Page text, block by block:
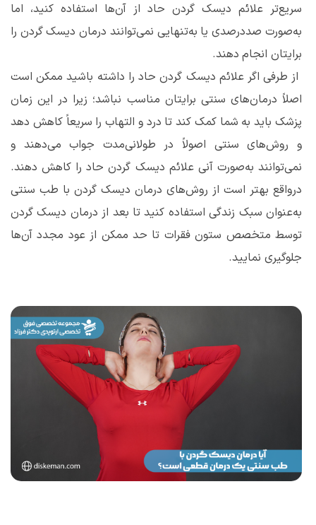
سریع‌تر علائم دیسک گردن حاد از آن‌ها استفاده کنید، اما
به‌صورت صددرصدی یا به‌تنهایی نمی‌توانند درمان دیسک گردن را
برایتان انجام دهند.
از طرفی اگر علائم دیسک گردن حاد را داشته باشید ممکن است
اصلاً درمان‌های سنتی برایتان مناسب نباشد؛ زیرا در این زمان
پزشک باید به شما کمک کند تا درد و التهاب را سریعاً کاهش دهد
و روش‌های سنتی اصولاً در طولانی‌مدت جواب می‌دهند و
نمی‌توانند به‌صورت آنی علائم دیسک گردن حاد را کاهش دهند.
درواقع بهتر است از روش‌های درمان دیسک گردن با طب سنتی
به‌عنوان سبک زندگی استفاده کنید تا بعد از درمان دیسک گردن
توسط متخصص ستون فقرات تا حد ممکن از عود مجدد آن‌ها
جلوگیری نمایید.